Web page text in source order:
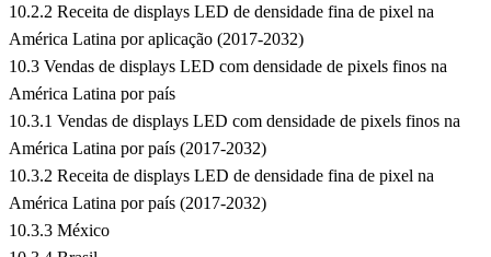
10.2.2 Receita de displays LED de densidade fina de pixel na
América Latina por aplicação (2017-2032)
10.3 Vendas de displays LED com densidade de pixels finos na
América Latina por país
10.3.1 Vendas de displays LED com densidade de pixels finos na
América Latina por país (2017-2032)
10.3.2 Receita de displays LED de densidade fina de pixel na
América Latina por país (2017-2032)
10.3.3 México